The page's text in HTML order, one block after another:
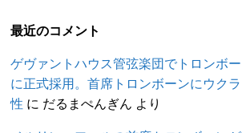
最近のコメント
ゲヴァントハウス管弦楽団でトロンボ
に正式採用。首席トロンボーンにウク
性 に だるまぺんぎん より